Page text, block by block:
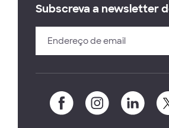
Subscreva a newsletter